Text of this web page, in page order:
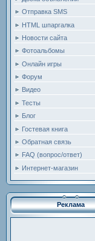
Отправка SMS
HTML шпаргалка
Новости сайта
Фотоальбомы
Онлайн игры
Форум
Видео
Тесты
Блог
Гостевая книга
Обратная связь
FAQ (вопрос/ответ)
Интернет-магазин
Реклама